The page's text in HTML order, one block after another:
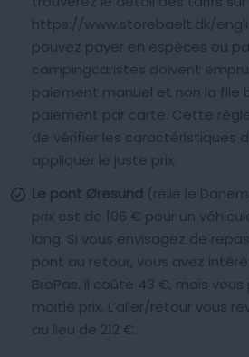
https://www.storebaelt.dk/
pouvez payer en espèces ou
campingcaristes doivent
paiement manuel et non la file
paiement par carte. Cette
de vérifier les caractéristiques
appliquer le juste prix.
Le pont Øresund (relie le
prix est de 106 € pour un
long. Si vous envisagez de
pont au retour, vous avez
BroPas. Il coûte 43 €, mais
moitié prix. L’aller/retour vous
au lieu de 212 €.